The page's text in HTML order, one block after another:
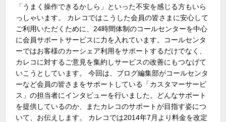
「うまく操作できるかしら」といった不安を感じる方もいら
っしゃいます。 カレコではこうした会員の皆さまに安心して
ご利用いただくために、24時間体制のコールセンターを中心
に会員サポートサービスに力を入れています。コールセンタ
ーではお客様のカーシェア利用をサポートするだけでなく、
カレコに対するご意見を集約しサービスの改善にもつなげて
いこうとしています。 今回は、ブログ編集部がコールセンタ
ーなど会員の皆さまをサポートしている「カスタマーサービ
ス」の担当者にインタビューを行いました。どんなサポート
を提供しているのか、またカレコのサポートが目指す姿につ
いて、お伝えします。 カレコでは2014年7月より料金を改定